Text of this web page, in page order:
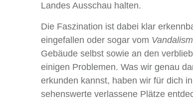
Landes Ausschau halten.
Die Faszination ist dabei klar
eingefallen oder sogar vom
Gebäude selbst sowie an den
einigen Problemen. Was wir genau
erkunden kannst, haben wir für dich
sehenswerte verlassene Plätze